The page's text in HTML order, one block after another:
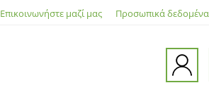
Επικοινωνήστε μαζί μας Προσωπικά δεδομένα